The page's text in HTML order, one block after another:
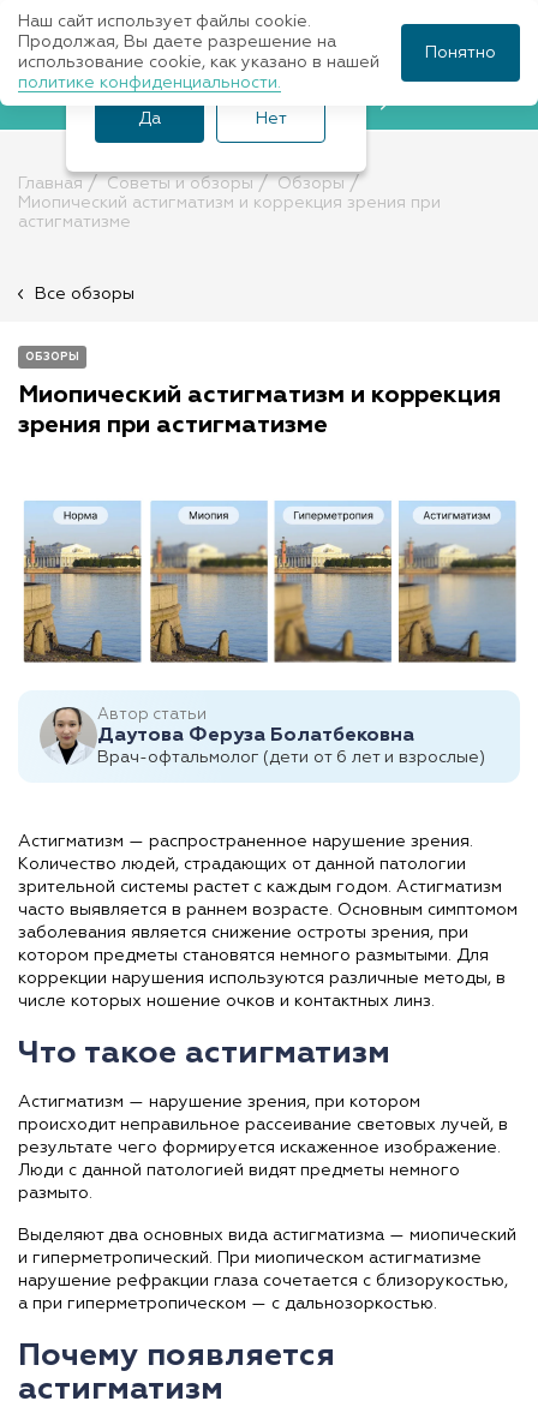
Записаться к врачу
Главная Советы и обзоры
Обзоры
Миопический астигматизм и коррекция зрения при
астигматизме
Все обзоры
Миопический астигматизм и коррекция
зрения при астигматизме
ОБЗОРЫ
Автор статьи
Даутова Феруза Болатбековна
Врач-офтальмолог (дети от 6 лет и взрослые)
Астигматизм — распространенное нарушение зрения.
Количество людей, страдающих от данной патологии
зрительной системы растет с каждым годом. Астигматизм
часто выявляется в раннем возрасте. Основным симптомом
заболевания является снижение остроты зрения, при
котором предметы становятся немного размытыми. Для
коррекции нарушения используются различные методы, в
числе которых ношение очков и контактных линз.
Что такое астигматизм
Астигматизм — нарушение зрения, при котором
происходит неправильное рассеивание световых лучей, в
результате чего формируется искаженное изображение.
Люди с данной патологией видят предметы немного
размыто.
Выделяют два основных вида астигматизма — миопический
и гиперметропический. При миопическом астигматизме
нарушение рефракции глаза сочетается с близорукостью,
а при гиперметропическом — с дальнозоркостью.
Почему появляется
астигматизм
Ваш город Санкт-
Петербург?
Да Нет
Наш сайт использует файлы cookie.
Продолжая, Вы даете разрешение на
использование cookie, как указано в нашей
политике конфиденциальности.
Понятно